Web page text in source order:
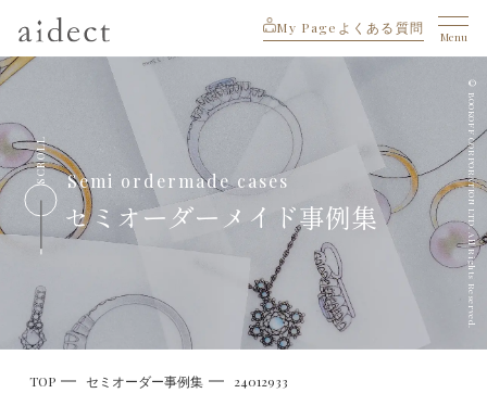
My Page よくある質問
Menu
Semi ordermade cases
セミオーダーメイド事例集
SCROLL © BOOKOFF CORPORATION LTD. All Rights Reserved.
TOP セミオーダー事例集 24012933